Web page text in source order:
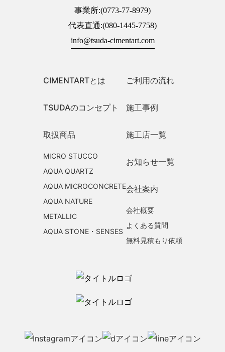
事業所:(0773-77-8979)
代表直通:(080-1445-7758)
info@tsuda-cimentart.com
CIMENTARTとは
TSUDAのコンセプト
取扱商品
MICRO STUCCO
AQUA QUARTZ
AQUA MICROCONCRETE
AQUA NATURE
METALLIC
AQUA STONE・SENSES
ご利用の流れ
施工事例
施工店一覧
お知らせ一覧
会社案内
会社概要
よくある質問
無料見積もり依頼